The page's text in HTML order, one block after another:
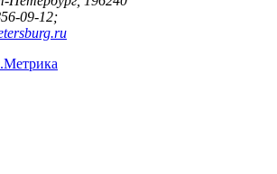
09-12;